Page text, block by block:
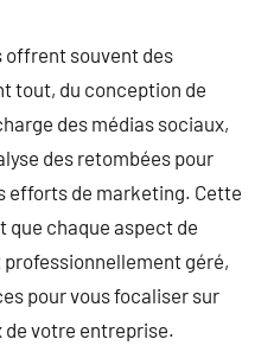
offrent souvent des
tout, du conception de
des médias sociaux,
des retombées pour
efforts de marketing. Cette
chaque aspect de
géré,
pour vous focaliser sur
de votre entreprise.